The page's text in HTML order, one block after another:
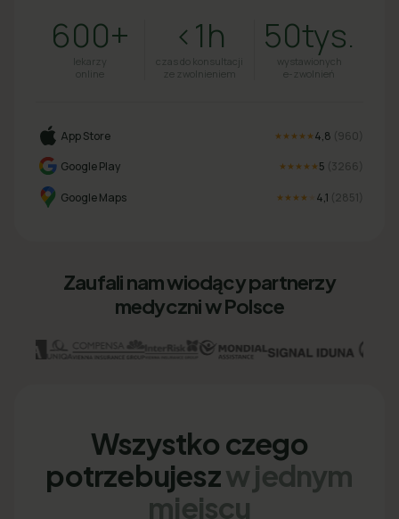
600+
lekarzy
online
<1h
czas do konsultacji
ze zwolnieniem
50tys.
wystawionych
e-zwolnień
App Store ★★★★★ 4,8 (960
Google Play
★★★★★ 5 (3266
Google Maps ★★★★ 4,1 (2851
Zaufali nam wiodący partnerzy
medyczni w Polsce
Wszystko czego
potrzebujeszw jednym
miejscu